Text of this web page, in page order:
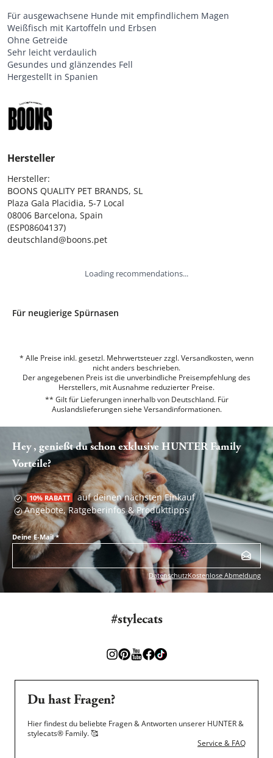
Für ausgewachsene Hunde mit empfindlichem Magen
Weißfisch mit Kartoffeln und Erbsen
Ohne Getreide
Sehr leicht verdaulich
Gesundes und glänzendes Fell
Hergestellt in Spanien
Hersteller
Hersteller:
BOONS QUALITY PET BRANDS, SL
Plaza Gala Placidia, 5-7 Local
08006 Barcelona, Spain
(ESP08604137)
deutschland@boons.pet
Loading recommendations...
Für neugierige Spürnasen
* Alle Preise inkl. gesetzl. Mehrwertsteuer zzgl. Versandkosten, wenn
nicht anders beschrieben.
Der angegebenen Preis ist die unverbindliche Preisempfehlung des
Herstellers, mit Ausnahme reduzierter Preise.
** Gilt für Lieferungen innerhalb von Deutschland. Für
Auslandslieferungen siehe Versandinformationen.
Hey , genießt du schon exklusive HUNTER Family
Vorteile?
10% RABATT auf deinen nächsten Einkauf
Angebote, Ratgeberinfos & Produkttipps
Deine E-Mail*
DatenschutzKostenlose Abmeldung
#stylecats
Du hast Fragen?
Hier findest du beliebte Fragen & Antworten unserer HUNTER &
stylecats® Family.🥰
Service & FAQ